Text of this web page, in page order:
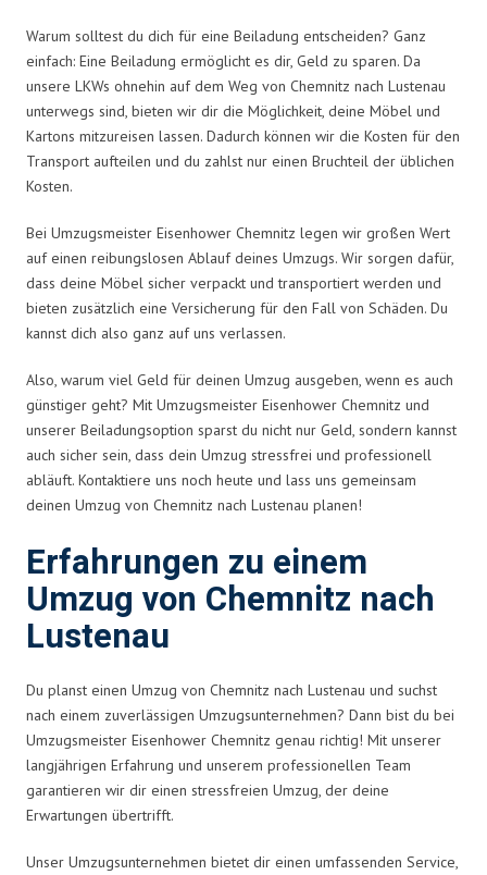
Warum solltest du dich für eine Beiladung entscheiden? Ganz
einfach: Eine Beiladung ermöglicht es dir, Geld zu sparen. Da
unsere LKWs ohnehin auf dem Weg von Chemnitz nach Lustenau
unterwegs sind, bieten wir dir die Möglichkeit, deine Möbel und
Kartons mitzureisen lassen. Dadurch können wir die Kosten für den
Transport aufteilen und du zahlst nur einen Bruchteil der üblichen
Kosten.
Bei Umzugsmeister Eisenhower Chemnitz legen wir großen Wert
auf einen reibungslosen Ablauf deines Umzugs. Wir sorgen dafür,
dass deine Möbel sicher verpackt und transportiert werden und
bieten zusätzlich eine Versicherung für den Fall von Schäden. Du
kannst dich also ganz auf uns verlassen.
Also, warum viel Geld für deinen Umzug ausgeben, wenn es auch
günstiger geht? Mit Umzugsmeister Eisenhower Chemnitz und
unserer Beiladungsoption sparst du nicht nur Geld, sondern kannst
auch sicher sein, dass dein Umzug stressfrei und professionell
abläuft. Kontaktiere uns noch heute und lass uns gemeinsam
deinen Umzug von Chemnitz nach Lustenau planen!
Erfahrungen zu einem
Umzug von Chemnitz nach
Lustenau
Du planst einen Umzug von Chemnitz nach Lustenau und suchst
nach einem zuverlässigen Umzugsunternehmen? Dann bist du bei
Umzugsmeister Eisenhower Chemnitz genau richtig! Mit unserer
langjährigen Erfahrung und unserem professionellen Team
garantieren wir dir einen stressfreien Umzug, der deine
Erwartungen übertrifft.
Unser Umzugsunternehmen bietet dir einen umfassenden Service,